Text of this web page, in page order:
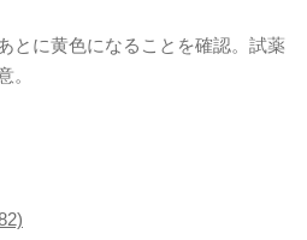
とに黄色になることを確認。試薬
。